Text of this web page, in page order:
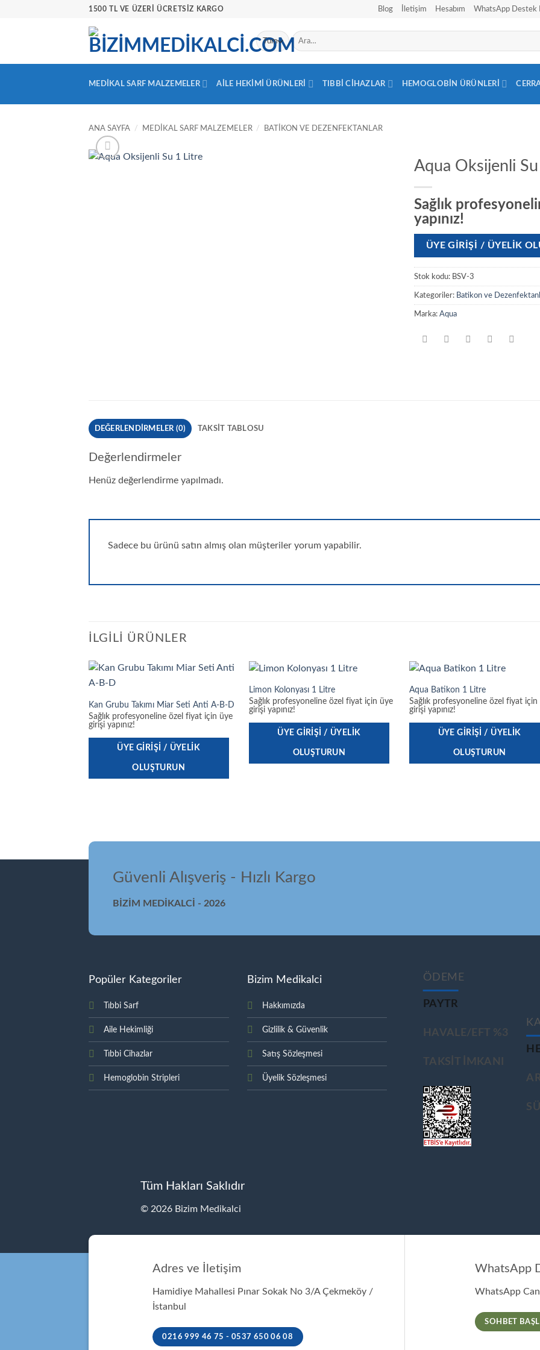
1500 TL VE ÜZERİ ÜCRETSİZ KARGO Blog İletişim Hesabım WhatsApp Destek
Ara:
MEDIKAL SARF MALZEMELER AILE HEKIMI ÜRÜNLERI TIBBI CIHAZLAR HEMOGLOBIN ÜRÜNLERI
ANA SAYFA / MEDIKAL SARF MALZEMELER / BATIKON VE DEZENFEKTANLAR
Aqua Oksijenli
Sağlık
yapınız!
ÜYE GIRIŞI / ÜYELIK
Stok kodu: BSV-3
Kategoriler: Batikon ve
Marka: Aqua
DEĞERLENDIRMELER (0) TAKSIT TABLOSU
Değerlendirmeler
Henüz değerlendirme yapılmadı.
Sadece bu ürünü satın almış olan müşteriler yorum yapabilir.
İLGILI ÜRÜNLER
Kan Grubu Takımı Miar Seti Anti A-B-D
Sağlık profesyoneline özel fiyat için üye
girişi yapınız!
ÜYE GIRIŞI / ÜYELIK
OLUŞTURUN
Limon Kolonyası 1 Litre
Sağlık profesyoneline özel fiyat için üye
girişi yapınız!
ÜYE GIRIŞI / ÜYELIK
OLUŞTURUN
Aqua Batikon 1 Litre
Sağlık profesyoneline özel fiyat için
girişi yapınız!
ÜYE GIRIŞI / ÜYELIK
OLUŞTURUN
Güvenli Alışveriş - Hızlı Kargo
BİZİM MEDİKALCİ - 2026
Popüler Kategoriler
Tıbbi Sarf
Aile Hekimliği
Tıbbi Cihazlar
Hemoglobin Stripleri
Bizim Medikalci
Hakkımızda
Gizlilik & Güvenlik
Satış Sözleşmesi
Üyelik Sözleşmesi
ÖDEME
PAYTR
HAVALE/EFT %3
TAKSIT IMKANI
Tüm Hakları Saklıdır
© 2026 Bizim Medikalci
Adres ve İletişim
Hamidiye Mahallesi Pınar Sokak No 3/A Çekmeköy /
İstanbul
0216 999 46 75 - 0537 650 06 08
WhatsApp
WhatsApp
SOHBET